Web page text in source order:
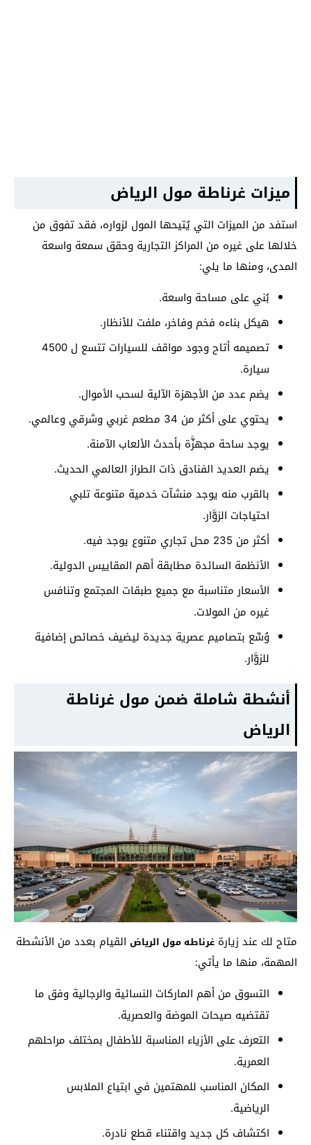
ميزات غرناطة مول الرياض
استفد من الميزات التي يُتيحها المول لزواره، فقد تفوق من
خلالها على غيره من المراكز التجارية وحقق سمعة واسعة
المدى، ومنها ما يلي:
بُني على مساحة واسعة.
هيكل بناءه فخم وفاخر، ملفت للأنظار.
تصميمه أتاح وجود مواقف للسيارات تتسع ل 4500
سيارة.
يضم عدد من الأجهزة الآلية لسحب الأموال.
يحتوي على أكثر من 34 مطعم غربي وشرقي وعالمي.
يوجد ساحة مجهزَّة بأحدث الألعاب الآمنة.
يضم العديد الفنادق ذات الطراز العالمي الحديث.
بالقرب منه يوجد منشآت خدمية متنوعة تلبي
احتياجات الزوَّار.
أكثر من 235 محل تجاري متنوع يوجد فيه.
الأنظمة السائدة مطابقة أهم المقاييس الدولية.
الأسعار متناسبة مع جميع طبقات المجتمع وتنافس
غيره من المولات.
وُسِّع بتصاميم عصرية جديدة ليضيف خصائص إضافية
للزوَّار.
أنشطة شاملة ضمن مول غرناطة
الرياض
متاح لك عند زيارة غرناطه مول الرياض القيام بعدد من الأنشطة
المهمة، منها ما يأتي:
التسوق من أهم الماركات النسائية والرجالية وفق ما
تقتضيه صيحات الموضة والعصرية.
التعرف على الأزياء المناسبة للأطفال بمختلف مراحلهم
العمرية.
المكان المناسب للمهتمين في ابتياع الملابس
الرياضية.
اكتشاف كل جديد واقتناء قطع نادرة.